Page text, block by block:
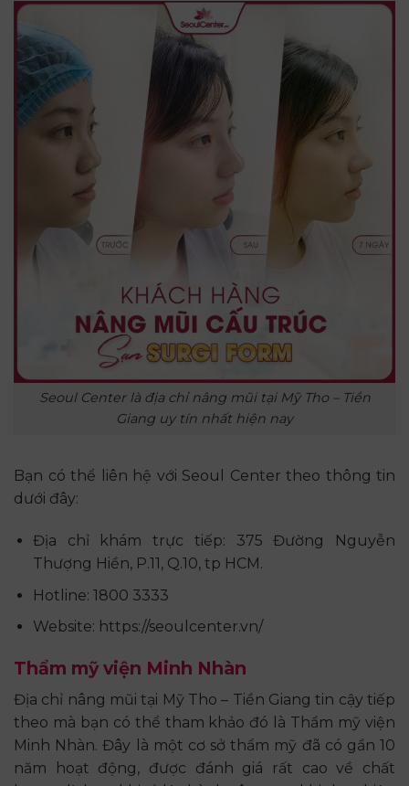
Seoul Center là địa chỉ nâng mũi tại Mỹ Tho – Tiền
Giang uy tín nhất hiện nay
Bạn có thể liên hệ với Seoul Center theo thông tin
dưới đây:
Địa chỉ khám trực tiếp: 375 Đường Nguyễn
Thượng Hiền, P.11, Q.10, tp HCM.
Hotline: 1800 3333
Website: https://seoulcenter.vn/
Thẩm mỹ viện Minh Nhàn
Địa chỉ nâng mũi tại Mỹ Tho – Tiền Giang tin cậy tiếp
theo mà bạn có thể tham khảo đó là Thẩm mỹ viện
Minh Nhàn. Đây là một cơ sở thẩm mỹ đã có gần 10
năm hoạt động, được đánh giá rất cao về chất